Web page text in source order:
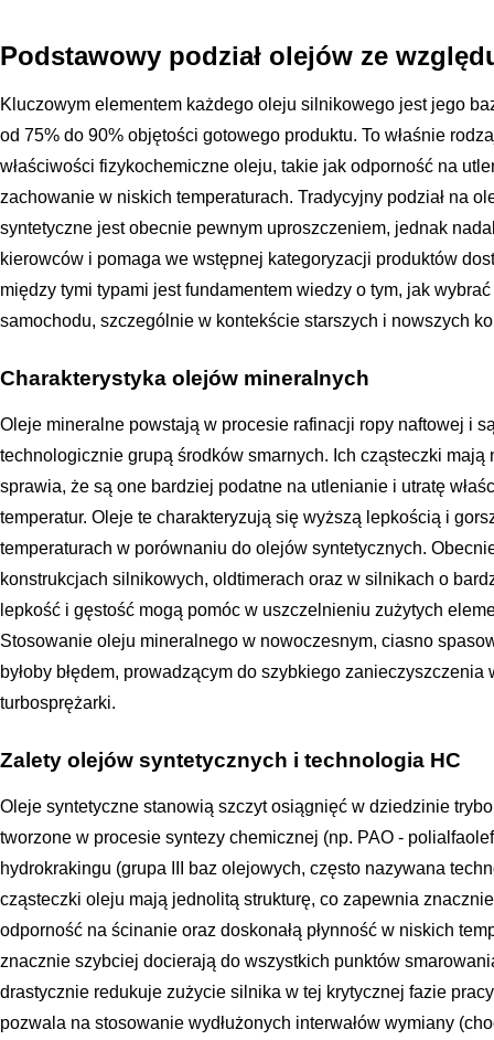
Podstawowy podział olejów ze
Kluczowym elementem każdego oleju silnikowego jest jego
od 75% do 90% objętości gotowego produktu. To właśnie
właściwości fizykochemiczne oleju, takie jak odporność na
zachowanie w niskich temperaturach. Tradycyjny podział na
syntetyczne jest obecnie pewnym uproszczeniem, jednak
kierowców i pomaga we wstępnej kategoryzacji produktów
między tymi typami jest fundamentem wiedzy o tym, jak
samochodu, szczególnie w kontekście starszych i nowszych
Charakterystyka olejów mineralnych
Oleje mineralne powstają w procesie rafinacji ropy naftowej i
technologicznie grupą środków smarnych. Ich cząsteczki
sprawia, że są one bardziej podatne na utlenianie i utratę
temperatur. Oleje te charakteryzują się wyższą lepkością i
temperaturach w porównaniu do olejów syntetycznych.
konstrukcjach silnikowych, oldtimerach oraz w silnikach o
lepkość i gęstość mogą pomóc w uszczelnieniu zużytych
Stosowanie oleju mineralnego w nowoczesnym, ciasno
byłoby błędem, prowadzącym do szybkiego
turbosprężarki.
Zalety olejów syntetycznych i technologia HC
Oleje syntetyczne stanowią szczyt osiągnięć w dziedzinie
tworzone w procesie syntezy chemicznej (np. PAO -
hydrokrakingu (grupa III baz olejowych, często nazywana
cząsteczki oleju mają jednolitą strukturę, co zapewnia
odporność na ścinanie oraz doskonałą płynność w niskich
znacznie szybciej docierają do wszystkich punktów
drastycznie redukuje zużycie silnika w tej krytycznej fazie
pozwala na stosowanie wydłużonych interwałów wymiany